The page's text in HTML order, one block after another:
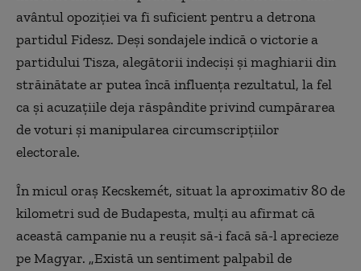
avântul opoziției va fi suficient pentru a detrona
partidul Fidesz. Deși sondajele indică o victorie a
partidului Tisza, alegătorii indeciși și maghiarii din
străinătate ar putea încă influența rezultatul, la fel
ca și acuzațiile deja răspândite privind cumpărarea
de voturi și manipularea circumscripțiilor
electorale.
În micul oraș Kecskemét, situat la aproximativ 80 de
kilometri sud de Budapesta, mulți au afirmat că
această campanie nu a reușit să-i facă să-l aprecieze
pe Magyar. „Există un sentiment palpabil de